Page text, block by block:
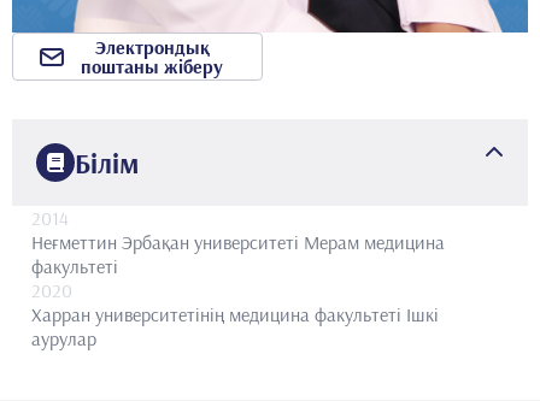
Білім
2014
Неғметтин Эрбақан университеті Мерам медицина
факультеті
2020
Харран университетінің медицина факультеті Ішкі
аурулар
Электрондық
поштаны жіберу